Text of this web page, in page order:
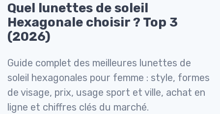
Quel lunettes de soleil
Hexagonale choisir ? Top 3
(2026)
Guide complet des meilleures lunettes de
soleil hexagonales pour femme : style, formes
de visage, prix, usage sport et ville, achat en
ligne et chiffres clés du marché.